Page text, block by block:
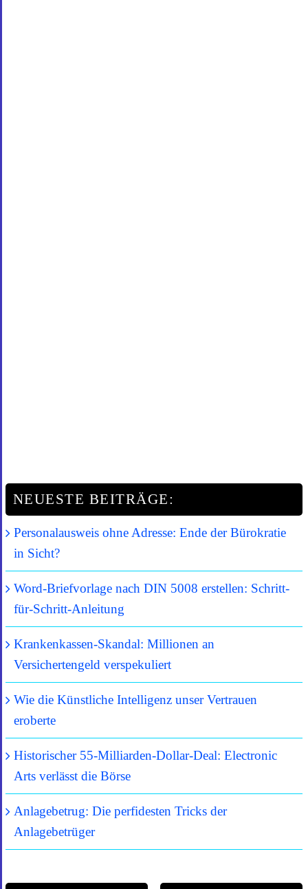
NEUESTE BEITRÄGE:
Personalausweis ohne Adresse: Ende der Bürokratie
in Sicht?
Word-Briefvorlage nach DIN 5008 erstellen: Schritt-
für-Schritt-Anleitung
Krankenkassen-Skandal: Millionen an
Versichertengeld verspekuliert
Wie die Künstliche Intelligenz unser Vertrauen
eroberte
Historischer 55-Milliarden-Dollar-Deal: Electronic
Arts verlässt die Börse
Anlagebetrug: Die perfidesten Tricks der
Anlagebetrüger